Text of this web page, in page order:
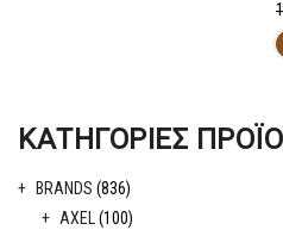
ΚΑΤΗΓΟΡΊΕΣ
BRANDS (836)
AXEL(100)